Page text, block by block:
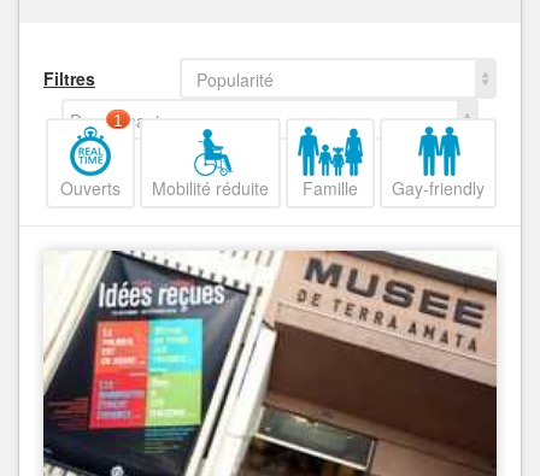
Filtres
Popularité
Decroissant
Ouverts
1
Mobilité réduite Famille Gay-friendly